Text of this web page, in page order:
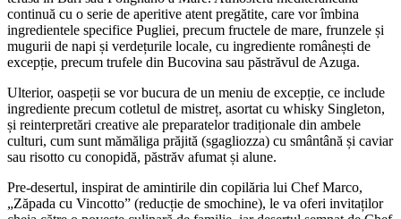
continuă cu o serie de aperitive atent pregătite, care vor îmbina
ingredientele specifice Pugliei, precum fructele de mare, frunzele și
mugurii de napi și verdețurile locale, cu ingrediente românești de
excepție, precum trufele din Bucovina sau păstrăvul de Azuga.
Ulterior, oaspeții se vor bucura de un meniu de excepție, ce include
ingrediente precum cotletul de mistreț, asortat cu whisky Singleton,
și reinterpretări creative ale preparatelor tradiționale din ambele
culturi, cum sunt mămăliga prăjită (sgagliozza) cu smântână și caviar
sau risotto cu conopidă, păstrăv afumat și alune.
Pre-desertul, inspirat de amintirile din copilăria lui Chef Marco,
„Zăpada cu Vincotto” (reducție de smochine), le va oferi invitaților